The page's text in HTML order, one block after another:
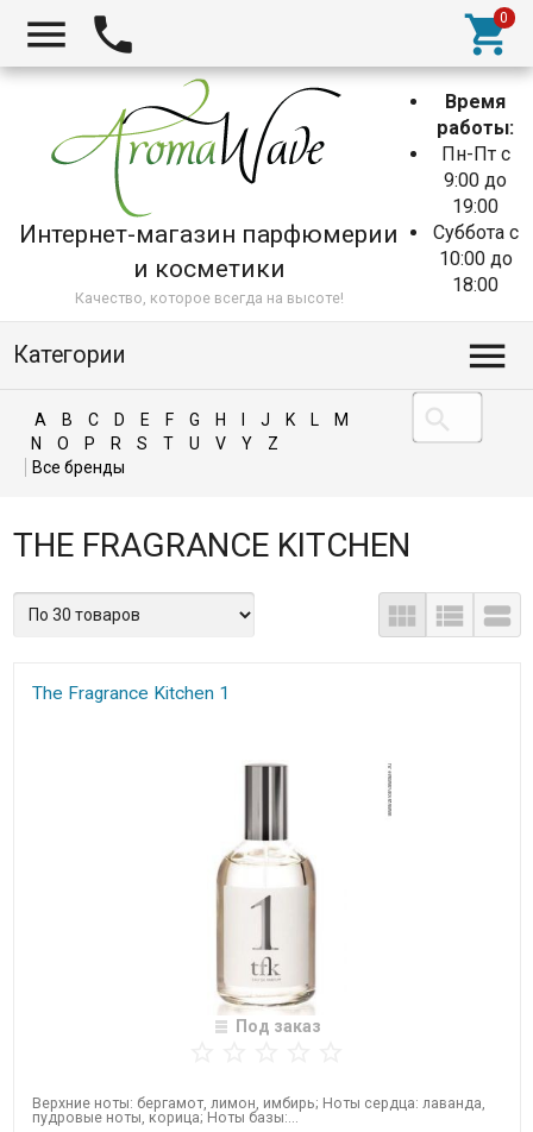
Интернет-магазин парфюмерии
и косметики
Качество, которое всегда на высоте!
Время
работы:
Пн-Пт с
9:00 до
19:00
Суббота с
10:00 до
18:00
Категории
A B C D E F G H J K L
M
N
O P R S T U V Y Z
THE FRAGRANCE KITCHEN
The Fragrance Kitchen 1
Под заказ
Верхние ноты: бергамот, лимон, имбирь; Ноты сердца: лаванда,
пудровые ноты, корица; Ноты базы:...